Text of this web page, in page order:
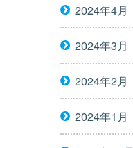
2024年4月
2024年3月
2024年2月
2024年1月